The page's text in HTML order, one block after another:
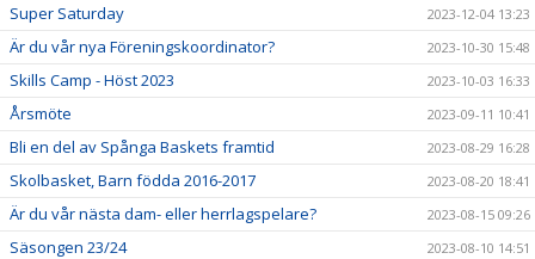
Super Saturday 2023-12-04 13:23
Är du vår nya Föreningskoordinator? 2023-10-30 15:48
Skills Camp - Höst 2023 2023-10-03 16:33
Årsmöte 2023-09-11 10:41
Bli en del av Spånga Baskets framtid 2023-08-29 16:28
Skolbasket, Barn födda 2016-2017 2023-08-20 18:41
Är du vår nästa dam- eller herrlagspelare? 2023-08-15 09:26
Säsongen 23/24 2023-08-10 14:51